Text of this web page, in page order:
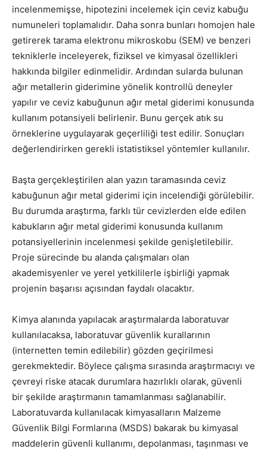
incelenmemişse, hipotezini incelemek için ceviz kabuğu
numuneleri toplamalıdır. Daha sonra bunları homojen hale
getirerek tarama elektronu mikroskobu (SEM) ve benzeri
tekniklerle inceleyerek, fiziksel ve kimyasal özellikleri
hakkında bilgiler edinmelidir. Ardından sularda bulunan
ağır metallerin giderimine yönelik kontrollü deneyler
yapılır ve ceviz kabuğunun ağır metal giderimi konusunda
kullanım potansiyeli belirlenir. Bunu gerçek atık su
örneklerine uygulayarak geçerliliği test edilir. Sonuçları
değerlendirirken gerekli istatistiksel yöntemler kullanılır.
Başta gerçekleştirilen alan yazın taramasında ceviz
kabuğunun ağır metal giderimi için incelendiği görülebilir.
Bu durumda araştırma, farklı tür cevizlerden elde edilen
kabukların ağır metal giderimi konusunda kullanım
potansiyellerinin incelenmesi şekilde genişletilebilir.
Proje sürecinde bu alanda çalışmaları olan
akademisyenler ve yerel yetkililerle işbirliği yapmak
projenin başarısı açısından faydalı olacaktır.
Kimya alanında yapılacak araştırmalarda laboratuvar
kullanılacaksa, laboratuvar güvenlik kurallarının
(internetten temin edilebilir) gözden geçirilmesi
gerekmektedir. Böylece çalışma sırasında araştırmacıyı ve
çevreyi riske atacak durumlara hazırlıklı olarak, güvenli
bir şekilde araştırmanın tamamlanması sağlanabilir.
Laboratuvarda kullanılacak kimyasalların Malzeme
Güvenlik Bilgi Formlarına (MSDS) bakarak bu kimyasal
maddelerin güvenli kullanımı, depolanması, taşınması ve